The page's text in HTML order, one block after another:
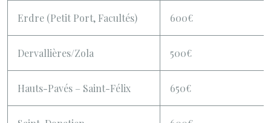
Erdre (Petit Port, Facultés) 600€
Dervallières/Zola 500€
Hauts-Pavés – Saint-Félix 650€